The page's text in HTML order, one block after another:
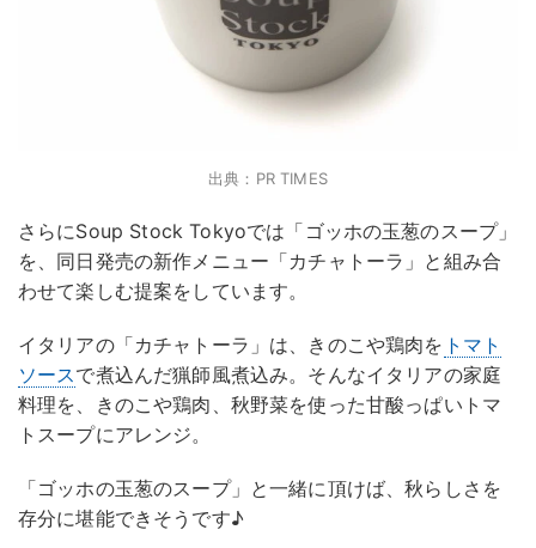
出典：PR TIMES
さらにSoup Stock Tokyoでは「ゴッホの玉葱のスープ」
を、同日発売の新作メニュー「カチャトーラ」と組み合
わせて楽しむ提案をしています。
イタリアの「カチャトーラ」は、きのこや鶏肉を トマト
ソースで煮込んだ猟師風煮込み。そんなイタリアの家庭
料理を、きのこや鶏肉、秋野菜を使った甘酸っぱいトマ
トスープにアレンジ。
「ゴッホの玉葱のスープ」と一緒に頂けば、秋らしさを
存分に堪能できそうです♪